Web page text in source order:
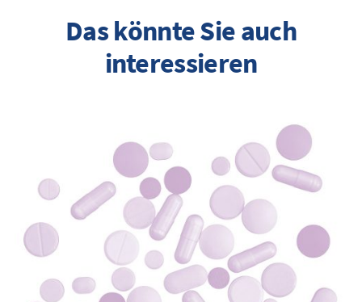
Das könnte Sie auch
interessieren